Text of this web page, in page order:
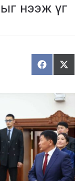
нээж үг
Х
у
а
ц
а
х
Т
ү
э